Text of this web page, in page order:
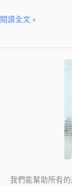
哪
禁
閱讀全文 »
我們能幫助所有